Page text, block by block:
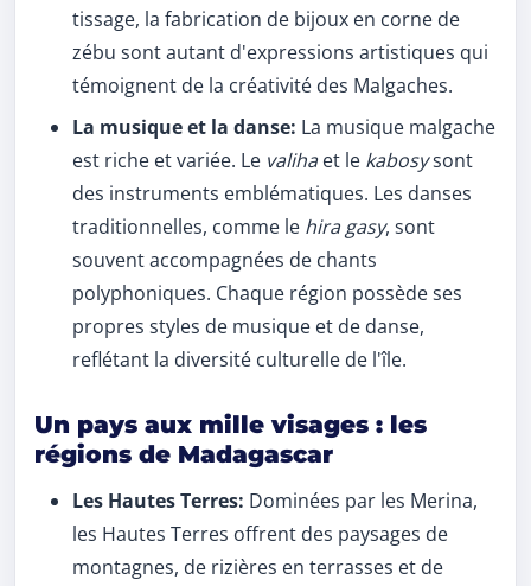
tissage, la fabrication de bijoux en corne de
zébu sont autant d'expressions artistiques qui
témoignent de la créativité des Malgaches.
La musique et la danse: La musique malgache
est riche et variée. Le valihaet le kabosysont
des instruments emblématiques. Les danses
traditionnelles, comme le hira gasy, sont
souvent accompagnées de chants
polyphoniques. Chaque région possède ses
propres styles de musique et de danse,
reflétant la diversité culturelle de l'île.
Un pays aux mille visages : les
régions de Madagascar
Les Hautes Terres: Dominées par les Merina,
les Hautes Terres offrent des paysages de
montagnes, de rizières en terrasses et de